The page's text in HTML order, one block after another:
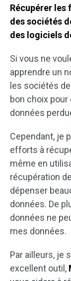
Récupérer les
des sociétés
des logiciels
Si vous ne
apprendre un
les sociétés
bon choix
données
Cependant, je
efforts à
même en
récupération
dépenser
données. De
données ne
mes données.
Par ailleurs, je
excellent outil,